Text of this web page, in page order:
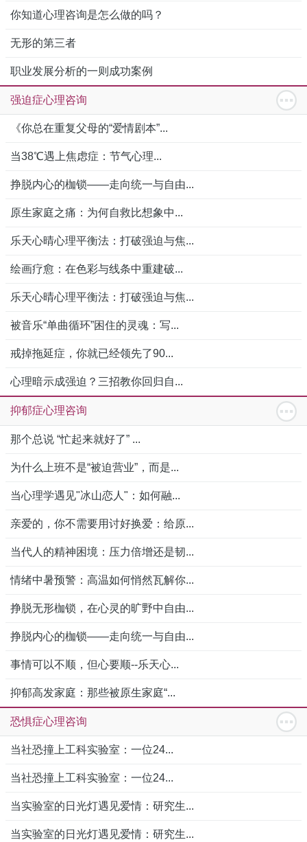
你知道心理咨询是怎么做的吗？
无形的第三者
职业发展分析的一则成功案例
强迫症心理咨询
《你总在重复父母的“爱情剧本”...
当38℃遇上焦虑症：节气心理...
挣脱内心的枷锁——走向统一与自由...
原生家庭之痛：为何自救比想象中...
乐天心晴心理平衡法：打破强迫与焦...
绘画疗愈：在色彩与线条中重建破...
乐天心晴心理平衡法：打破强迫与焦...
被音乐“单曲循环”困住的灵魂：写...
戒掉拖延症，你就已经领先了90...
心理暗示成强迫？三招教你回归自...
抑郁症心理咨询
那个总说 “忙起来就好了” ...
为什么上班不是“被迫营业”，而是...
当心理学遇见"冰山恋人"：如何融...
亲爱的，你不需要用讨好换爱：给原...
当代人的精神困境：压力倍增还是韧...
情绪中暑预警：高温如何悄然瓦解你...
挣脱无形枷锁，在心灵的旷野中自由...
挣脱内心的枷锁——走向统一与自由...
事情可以不顺，但心要顺--乐天心...
抑郁高发家庭：那些被原生家庭“...
恐惧症心理咨询
当社恐撞上工科实验室：一位24...
当社恐撞上工科实验室：一位24...
当实验室的日光灯遇见爱情：研究生...
当实验室的日光灯遇见爱情：研究生...